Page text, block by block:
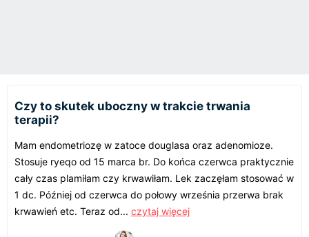
Czy to skutek uboczny w trakcie trwania
terapii?
Mam endometriozę w zatoce douglasa oraz adenomioze.
Stosuje ryeqo od 15 marca br. Do końca czerwca praktycznie
cały czas plamiłam czy krwawiłam. Lek zaczęłam stosować w
1 dc. Później od czerwca do połowy września przerwa brak
krwawień etc. Teraz od... czytaj więcej